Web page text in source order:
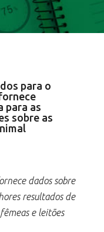
para o
para as
sobre as
dados sobre
resultados de
e leitões